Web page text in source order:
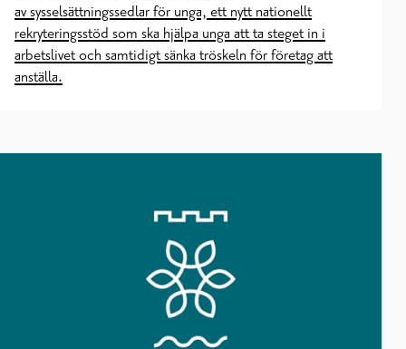
av sysselsättningssedlar för unga, ett nytt nationellt
rekryteringsstöd som ska hjälpa unga att ta steget in i
arbetslivet och samtidigt sänka tröskeln för företag att
anställa.